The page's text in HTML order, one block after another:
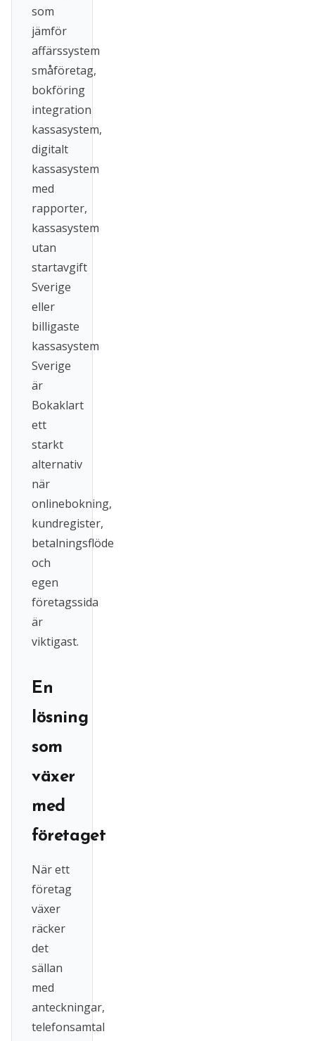
som
jämför
affärssystem
småföretag,
bokföring
integration
kassasystem,
digitalt
kassasystem
med
rapporter,
kassasystem
utan
startavgift
Sverige
eller
billigaste
kassasystem
Sverige
är
Bokaklart
ett
starkt
alternativ
när
onlinebokning,
kundregister,
betalningsflöde
och
egen
företagssida
är
viktigast.
En
lösning
som
växer
med
företaget
När ett
företag
växer
räcker
det
sällan
med
anteckningar,
telefonsamtal